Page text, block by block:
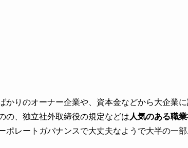
かりのオーナー企業や、資本金などから大企業
の、独立社外取締役の規定などは 人気のある職
ポレートガバナンスで大丈夫なようで大半の一